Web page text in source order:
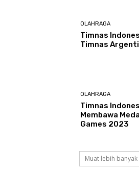
OLAHRAGA
Timnas
Timnas
OLAHRAGA
Timnas
Membawa
Games 2023
Muat lebih banyak